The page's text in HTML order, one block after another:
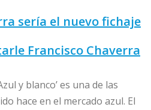
sería el nuevo fichaje
Francisco Chaverra
y blanco’ es una de las
hace en el mercado azul. El